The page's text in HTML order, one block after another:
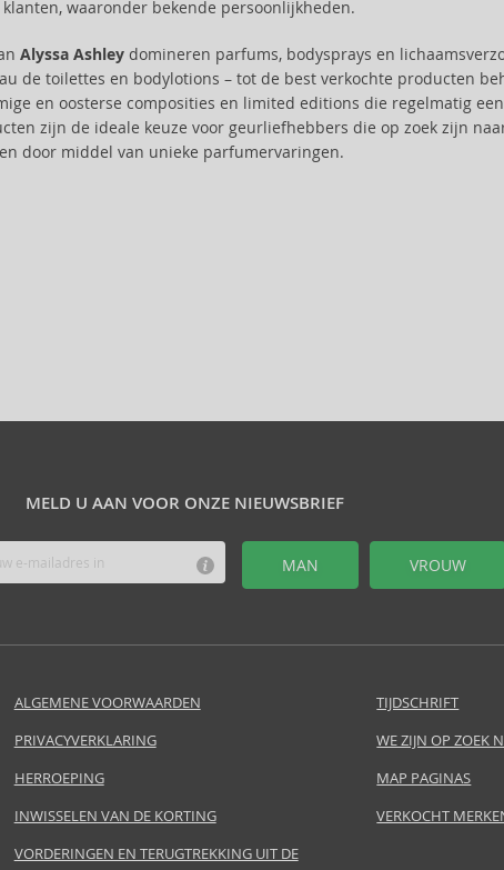
waaronder bekende persoonlijkheden.
Alyssa Ashleydomineren parfums, bodysprays en
de toilettes en bodylotions – tot de best verkochte producten
en oosterse composities en limited editions die regelmatig
zijn de ideale keuze voor geurliefhebbers die op zoek zijn
door middel van unieke parfumervaringen.
MELD U AAN VOOR ONZE NIEUWSBRIEF
MAN VROUW
ALGEMENE VOORWAARDEN
PRIVACYVERKLARING
HERROEPING
INWISSELEN VAN DE KORTING
VORDERINGEN EN TERUGTREKKING UIT DE
TIJDSCHRIFT
WE ZIJN OP ZOEK
MAP PAGINAS
VERKOCHT